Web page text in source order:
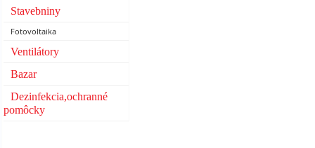
Stavebniny
Fotovoltaika
Ventilátory
Bazar
Dezinfekcia,ochranné
pomôcky